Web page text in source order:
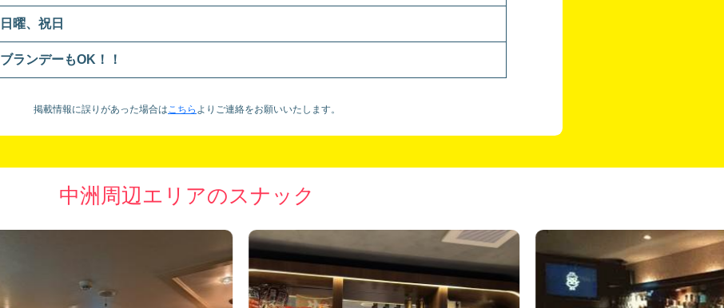
日曜、祝日
ブランデーもOK！！
掲載情報に誤りがあった場合はこちら より ご連絡をお願いいたします。
中洲周辺エリアのスナック